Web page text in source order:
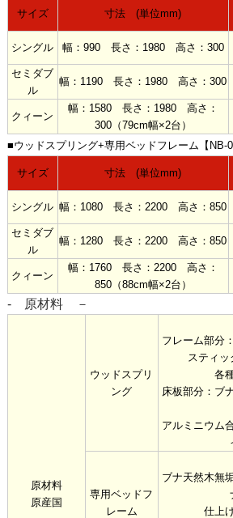
サイズ 寸法 (単位mm)
シングル 幅：990 長さ：1980 高さ：300
セミダブ
ル
幅：1190 長さ：1980 高さ：300
クィーン
幅：1580 長さ：1980 高さ：
300（79cm幅×2台）
■ウッドスプリング+専用ベッドフレーム【NB-
サイズ 寸法 (単位mm)
シングル 幅：1080 長さ：2200 高さ：850
セミダブ
ル
幅：1280 長さ：2200 高さ：850
クィーン
幅：1760 長さ：2200 高さ：
850（88cm幅×2台）
- 原材料 －
原材料
原産国
ウッドスプリ
ング
フレーム部分
スティ
各
床板部分：ブ
アルミニウム
専用ベッドフ
レーム
ブナ天然木無
仕上